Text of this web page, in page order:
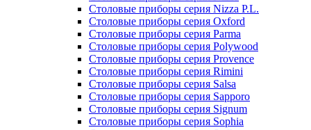
Столовые приборы серия Nizza P.L.
Столовые приборы серия Oxford
Столовые приборы серия Parma
Столовые приборы серия Polywood
Столовые приборы серия Provence
Столовые приборы серия Rimini
Столовые приборы серия Salsa
Столовые приборы серия Sapporo
Столовые приборы серия Signum
Столовые приборы серия Sophia